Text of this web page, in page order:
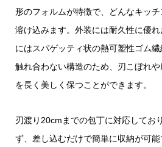
形のフォルムが特徴で、どんなキッ
溶け込みます。外装には耐久性に優
にはスパゲッティ状の熱可塑性ゴム
触れ合わない構造のため、刃こぼれ
を長く美しく保つことができます。
刃渡り20cmまでの包丁に対応してお
ず、差し込むだけで簡単に収納が可